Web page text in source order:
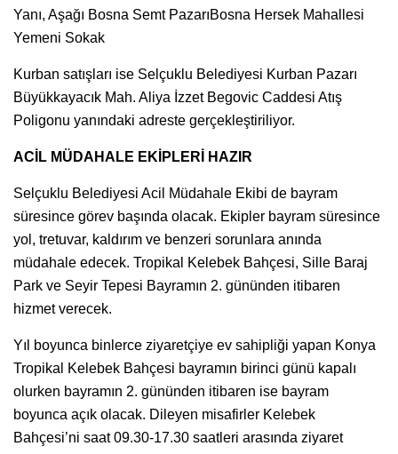
Yanı, Aşağı Bosna Semt PazarıBosna Hersek Mahallesi
Yemeni Sokak
Kurban satışları ise Selçuklu Belediyesi Kurban Pazarı
Büyükkayacık Mah. Aliya İzzet Begovic Caddesi Atış
Poligonu yanındaki adreste gerçekleştiriliyor.
ACİL MÜDAHALE EKİPLERİ HAZIR
Selçuklu Belediyesi Acil Müdahale Ekibi de bayram
süresince görev başında olacak. Ekipler bayram süresince
yol, tretuvar, kaldırım ve benzeri sorunlara anında
müdahale edecek. Tropikal Kelebek Bahçesi, Sille Baraj
Park ve Seyir Tepesi Bayramın 2. gününden itibaren
hizmet verecek.
Yıl boyunca binlerce ziyaretçiye ev sahipliği yapan Konya
Tropikal Kelebek Bahçesi bayramın birinci günü kapalı
olurken bayramın 2. gününden itibaren ise bayram
boyunca açık olacak. Dileyen misafirler Kelebek
Bahçesi’ni saat 09.30-17.30 saatleri arasında ziyaret